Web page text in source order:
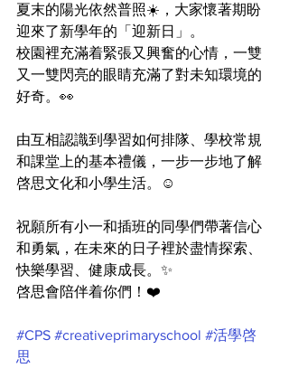
夏末的陽光依然普照☀️，大家懷著期盼
迎來了新學年的「迎新日」。
校園裡充滿着緊張又興奮的心情，一雙
又一雙閃亮的眼睛充滿了對未知環境的
好奇。👀
由互相認識到學習如何排隊、學校常規
和課堂上的基本禮儀，一步一步地了解
啓思文化和小學生活。☺️
祝願所有小一和插班的同學們帶著信心
和勇氣，在未來的日子裡於盡情探索、
快樂學習、健康成長。✨
啓思會陪伴着你們！❤️
#CPS #creativeprimaryschool #活學啓
思